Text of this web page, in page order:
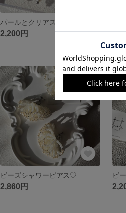
2,200円
SOLD OUT
ビーズシャワーピアス♡
2,860円
ビ